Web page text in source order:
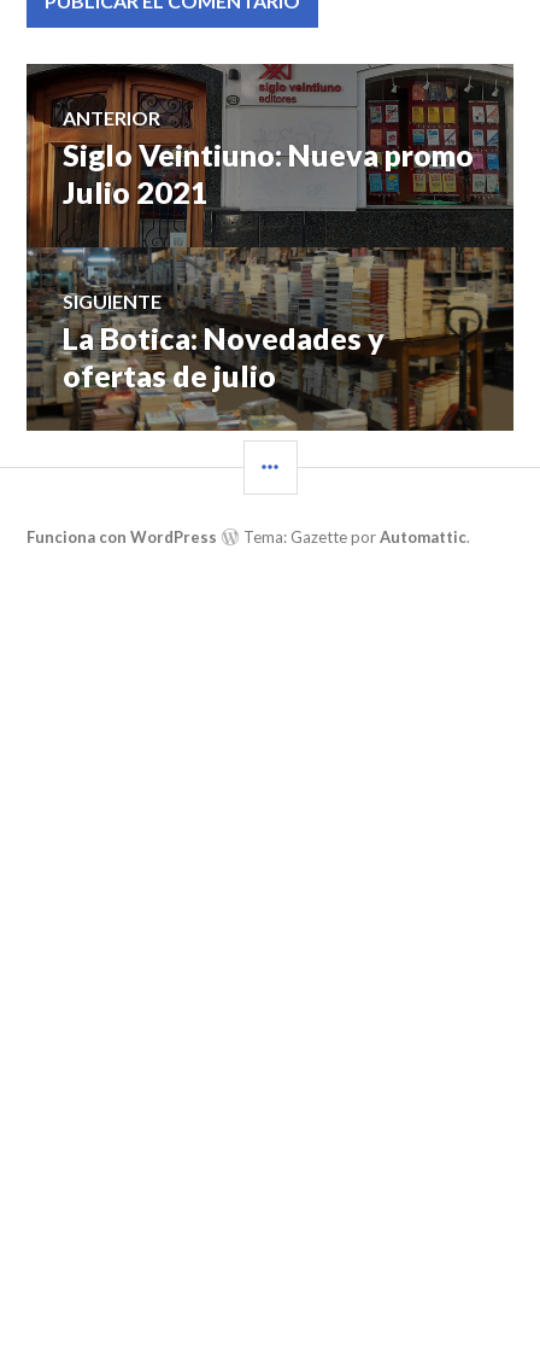
Navegación
de
entradas
ANTERIOR
Entrada
anterior:
Siglo Veintiuno: Nueva promo
Julio 2021
SIGUIENTE
Entrada
siguiente:
La Botica: Novedades y
ofertas de julio
LATERAL
Funciona con WordPress Tema: Gazette porAutomattic.